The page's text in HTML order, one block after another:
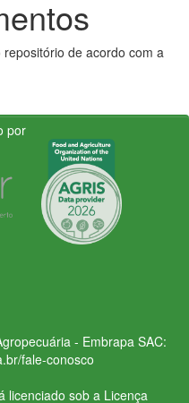
de acordo com a
por
- Embrapa SAC:
fale-conosco
licenciado sob a Licença